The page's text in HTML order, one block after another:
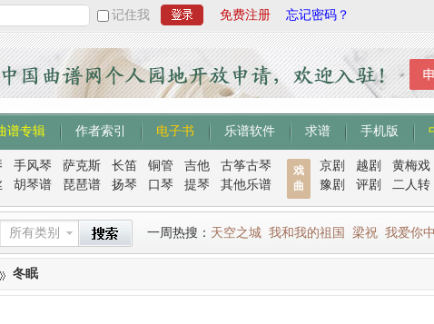
记住我 免费注册 忘记密码？
谱专辑 作者索引 电子书 乐谱软件 求谱 手机版
手风琴 萨克斯 长笛 铜管 吉他
古筝古琴
胡琴谱 琵琶谱 扬琴 口琴 提琴 其他乐谱
戏
曲
京剧 越剧 黄梅戏
豫剧
评剧 二人转
所有类别 一周热搜： 天空之城 我和我的祖国 梁祝 我爱你
冬眠